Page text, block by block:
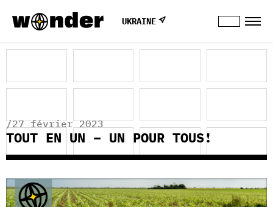
UKRAINE
/27 février 2023
TOUT EN UN – UN POUR TOUS!
Lecteur
vidéo